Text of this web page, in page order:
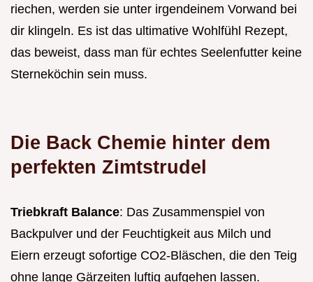
riechen, werden sie unter irgendeinem Vorwand bei
dir klingeln. Es ist das ultimative Wohlfühl Rezept,
das beweist, dass man für echtes Seelenfutter keine
Sterneköchin sein muss.
Die Back Chemie hinter dem
perfekten Zimtstrudel
Triebkraft Balance: Das Zusammenspiel von
Backpulver und der Feuchtigkeit aus Milch und
Eiern erzeugt sofortige CO2-Bläschen, die den Teig
ohne lange Gärzeiten luftig aufgehen lassen.